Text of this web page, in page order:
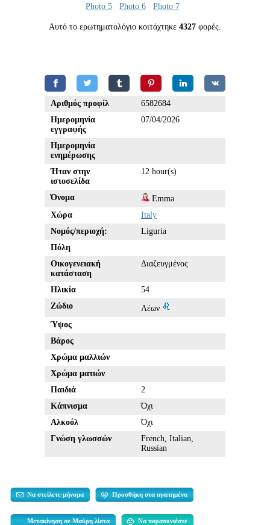
Photo 5
Photo 6 Photo 7
Αυτό το ερωτηματολόγιο κοιτάχτηκε 4327 φορές.
Αριθμός προφίλ
6582684
Ημερομηνία
εγγραφής
07/04/2026
Ημερομηνία
ενημέρωσης
Ήταν στην
ιστοσελίδα
12 hour(s)
Όνομα
Emma
Χώρα
Italy
Νομός/περιοχή:
Liguria
Πόλη
Οικογενειακή
κατάσταση
Διαζευγμένος
Ηλικία
54
Ζώδιο
Λέων
Ύψος
Βάρος
Χρώμα μαλλιών
Χρώμα ματιών
Παιδιά
2
Κάπνισμα
Όχι
Αλκοόλ
Όχι
Γνώση γλωσσών
French, Italian,
Russian
Να στείλετε μήνυμα Προσθήκη στα αγαπημένα
Μετακίνηση σε Μαύρη λίστα Να παραπονιέστε